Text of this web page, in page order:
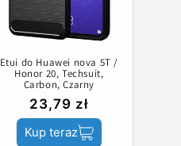
Etui do Huawei nova 5T /
Honor 20, Techsuit,
Carbon, Czarny
23,79 zł
Kup teraz